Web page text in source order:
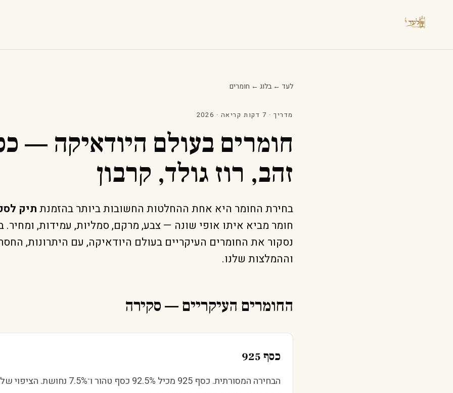
לעד ← בלוג ← חומרים
מדריך · 7 דקות קריאה · 2026
חומרים בעולם היודאיקה —
זהב, רוז גולד, קרבון
בחירת החומר היא אחת ההחלטות החשובות ביותר בהזמנתתיק
חומר מביא איתו אופי שונה — צבע, מרקם, סמליות, עמידות,
נסקור את החומרים העיקריים בעולם היודאיקה, עם היתרונות,
וההמלצות שלנו.
החומרים העיקריים — סקירה
כסף 925
הבחירה המסורתית. כסף 925 מכיל 92.5% כסף